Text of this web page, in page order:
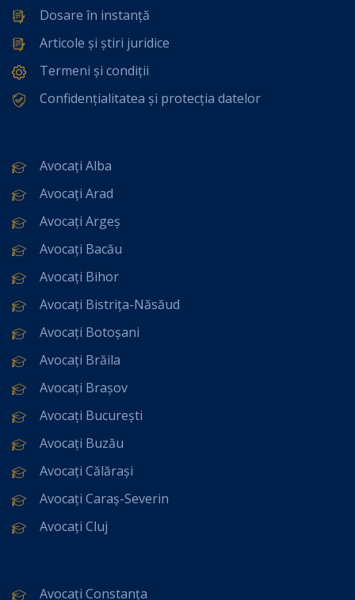
Dosare în instanță
Articole și știri juridice
Termeni și condiții
Confidențialitatea și protecția datelor
Avocați Alba
Avocați Arad
Avocați Argeș
Avocați Bacău
Avocați Bihor
Avocați Bistrița-Năsăud
Avocați Botoșani
Avocați Brăila
Avocați Brașov
Avocați București
Avocați Buzău
Avocați Călărași
Avocați Caraș-Severin
Avocați Cluj
Avocați Constanța